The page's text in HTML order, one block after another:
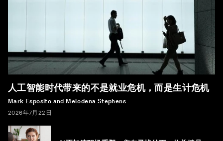
人工智能时代带来的不是就业危机，而是生计危机
Mark Esposito and Melodena Stephens
2026年7月22日